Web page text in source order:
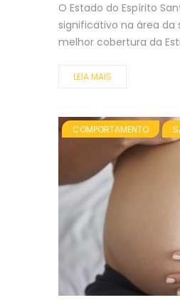
O Estado do Espírito
significativo na área
melhor cobertura da
LEIA MAIS
COMPORTAMENTO